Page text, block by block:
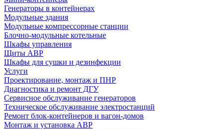
Генераторы в контейнерах
Модульные здания
Модульные компрессорные станции
Блочно-модульные котельные
Шкафы управления
Щиты АВР
Шкафы для сушки и дезинфекции
Услуги
Проектирование, монтаж и ПНР
Диагностика и ремонт ДГУ
Сервисное обслуживание генераторов
Техническое обслуживание электростанций
Ремонт блок-контейнеров и вагон-домов
Монтаж и установка АВР